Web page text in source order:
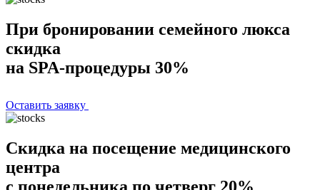
При бронировании семейного люкса
скидка
на SPA-процедуры 30%
Оставить заявку
Скидка на посещение медицинского
центра
с понедельника по четверг 20%